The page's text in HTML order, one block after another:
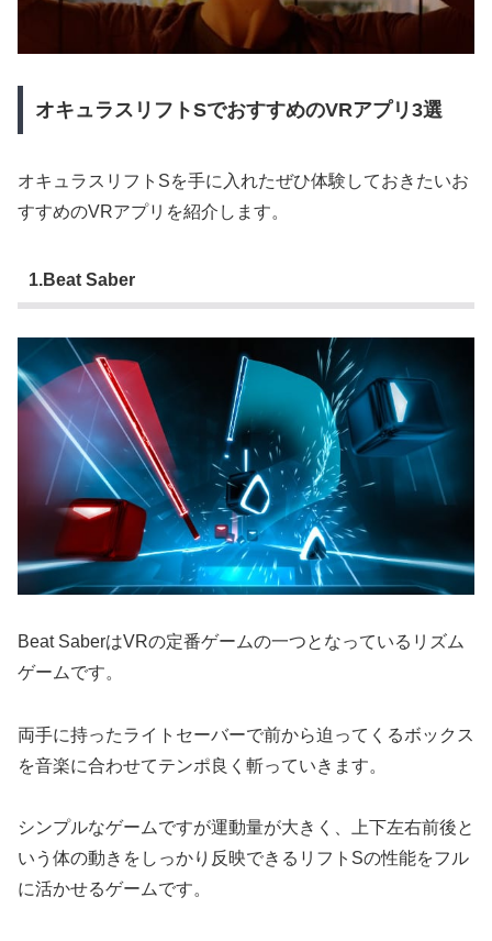
オキュラスリフトSでおすすめのVRアプリ3選
オキュラスリフトSを手に入れたぜひ体験しておきたいお
すすめのVRアプリを紹介します。
1.Beat Saber
Beat SaberはVRの定番ゲームの一つとなっているリズム
ゲームです。
両手に持ったライトセーバーで前から迫ってくるボックス
を音楽に合わせてテンポ良く斬っていきます。
シンプルなゲームですが運動量が大きく、上下左右前後と
いう体の動きをしっかり反映できるリフトSの性能をフル
に活かせるゲームです。